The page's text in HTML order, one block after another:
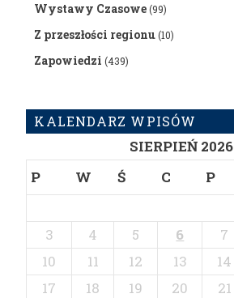
Wystawy Czasowe(99)
Z przeszłości regionu(10)
Zapowiedzi (439)
KALENDARZ WPISÓW
SIERPIEŃ 2026
P
W Ś C P
3
4 5 6 7
10
11 12 13 14
17
18 19 20 21